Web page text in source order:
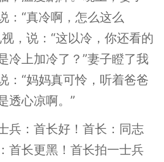
：“真冷啊，怎么这么
，说：“这以冷，你还看的
冷上加冷了？”妻子瞪了我
：“妈妈真可怜，听着爸爸
透心凉啊。”
兵：首长好！首长：同志
首长更黑！首长拍一士兵